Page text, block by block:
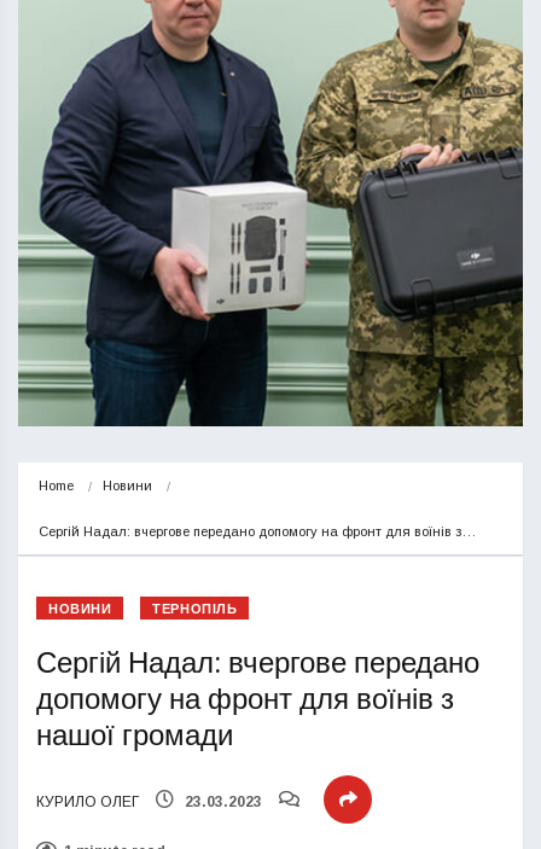
Home Новини
Сергій Надал: вчергове передано допомогу на фронт для воїнів з…
НОВИНИ ТЕРНОПІЛЬ
Сергій Надал: вчергове передано
допомогу на фронт для воїнів з
нашої громади
КУРИЛО ОЛЕГ 23.03.2023